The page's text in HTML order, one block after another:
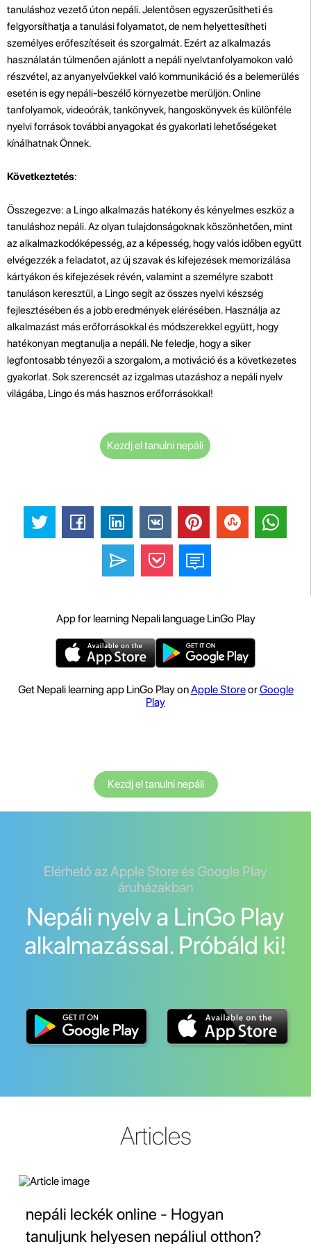
tanuláshoz vezető úton nepáli. Jelentősen egyszerűsítheti és
felgyorsíthatja a tanulási folyamatot, de nem helyettesítheti
személyes erőfeszítéseit és szorgalmát. Ezért az alkalmazás
használatán túlmenően ajánlott a nepáli nyelvtanfolyamokon való
részvétel, az anyanyelvűekkel való kommunikáció és a belemerülés
esetén is egy nepáli-beszélő környezetbe merüljön. Online
tanfolyamok, videoórák, tankönyvek, hangoskönyvek és különféle
nyelvi források további anyagokat és gyakorlati lehetőségeket
kínálhatnak Önnek.
Következtetés:
Összegezve: a Lingo alkalmazás hatékony és kényelmes eszköz a
tanuláshoz nepáli. Az olyan tulajdonságoknak köszönhetően, mint
az alkalmazkodóképesség, az a képesség, hogy valós időben együtt
elvégezzék a feladatot, az új szavak és kifejezések memorizálása
kártyákon és kifejezések révén, valamint a személyre szabott
tanuláson keresztül, a Lingo segít az összes nyelvi készség
fejlesztésében és a jobb eredmények elérésében. Használja az
alkalmazást más erőforrásokkal és módszerekkel együtt, hogy
hatékonyan megtanulja a nepáli. Ne feledje, hogy a siker
legfontosabb tényezői a szorgalom, a motiváció és a következetes
gyakorlat. Sok szerencsét az izgalmas utazáshoz a nepáli nyelv
világába, Lingo és más hasznos erőforrásokkal!
Kezdj el tanulni nepáli
App for learning Nepali language LinGo Play
Get Nepali learning app LinGo Play onApple StoreorGoogle
Play
Kezdj el tanulni nepáli
Elérhető az Apple Store és Google Play
áruházakban
Nepáli nyelv a LinGo Play
alkalmazással. Próbáld ki!
Articles
nepáli leckék online - Hogyan
tanuljunk helyesen nepáliul otthon?